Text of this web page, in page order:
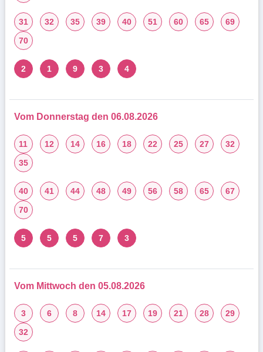
31 32 35 39 40 51 60 65
69
70
2 1 9 3 4
Vom Donnerstag den 06.08.2026
11 12 14 16 18 22 25 27
32
35
40 41 44 48 49 56 58 65
67
70
5 5 5 7 3
Vom Mittwoch den 05.08.2026
3 6 8 14 17 19 21 28
29
32